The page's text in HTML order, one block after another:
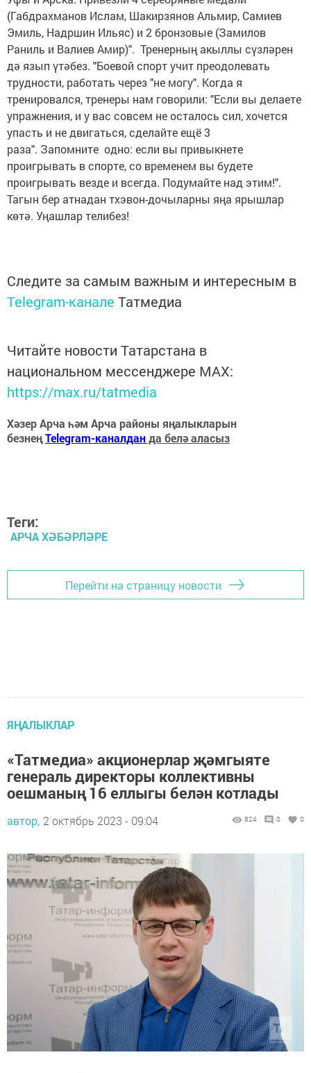
(Габдрахманов Ислам, Шакирзянов Альмир, Самиев
Эмиль, Надршин Ильяс) и 2 бронзовые (Замилов
Раниль и Валиев Амир)". Тренерның акыллы сүзләрен
дә язып үтәбез. "Боевой спорт учит преодолевать
трудности, работать через "не могу". Когда я
тренировался, тренеры нам говорили: "Если вы делаете
упражнения, и у вас совсем не осталось сил, хочется
упасть и не двигаться, сделайте ещё 3
раза". Запомните одно: если вы привыкнете
проигрывать в спорте, со временем вы будете
проигрывать везде и всегда. Подумайте над этим!".
Тагын бер атнадан тхэвон-дочыларны яңа ярышлар
көтә. Уңашлар телибез!
Следите за самым важным и интересным в
Telegram-канале Татмедиа
Читайте новости Татарстана в
национальном мессенджере MАХ:
https://max.ru/tatmedia
Хәзер Арча һәм Арча районы яңалыкларын
безнеңTelegram-каналданда белә аласыз
Теги:
АРЧА ХӘБӘРЛӘРЕ
Перейти на страницу новости
ЯҢАЛЫКЛАР
«Татмедиа» акционерлар җәмгыяте
генераль директоры коллективны
оешманың 16 еллыгы белән котлады
автор, 2 октябрь 2023 - 09:04 824 0 0